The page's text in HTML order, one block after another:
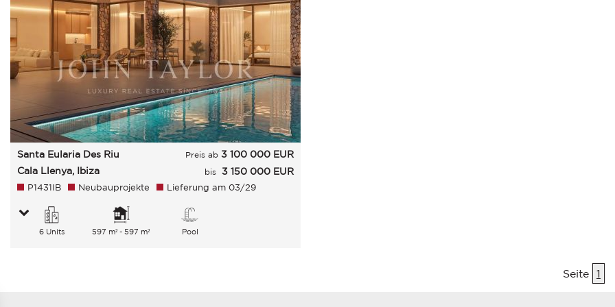
Santa Eularia Des Riu
Cala Llenya, Ibiza
Preis ab 3 100 000 EUR
bis 3 150 000 EUR
P1431IB Neubauprojekte Lieferung am 03/29
6 Units 597 m² - 597 m² Pool
Seite 1